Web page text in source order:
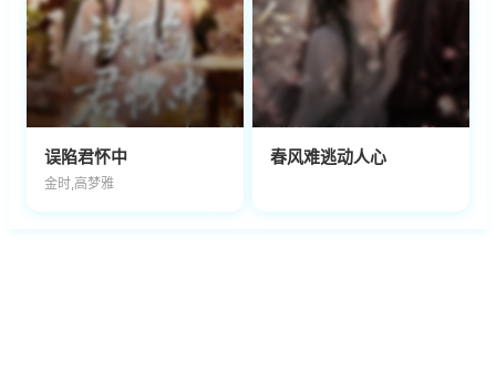
误陷君怀中
金时,高梦雅
春风难逃动人心